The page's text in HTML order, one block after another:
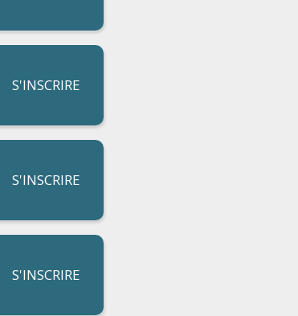
S'INSCRIRE
S'INSCRIRE
S'INSCRIRE